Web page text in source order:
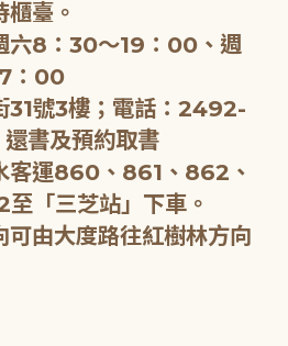
臺。
六8：30～19：00、週
：00
31號3樓；電話：2492-
書及預約取書
客運860、861、862、
「三芝站」下車。
可由大度路往紅樹林方向